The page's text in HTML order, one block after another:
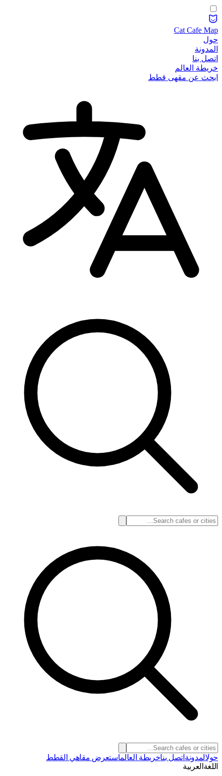
Cat Cafe Map
حول
المدونة
اتصل بنا
خريطة العالم
ابحث عن مقهى قطط
حولالمدونة اتصل بناخريطة العالماستعرض مقاهي القطط
اللغة العربية